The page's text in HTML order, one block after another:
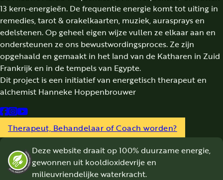
Aarde .
Boek 229 pagina’s
39 tarot & orakelkaarten
ISBN 9789090372242
13 kern-energieën. De frequentie energie komt tot uiting in
remedies, tarot & orakelkaarten, muziek, aurasprays en
edelstenen. Op geheel eigen wijze vullen ze elkaar aan en
ondersteunen ze ons bewustwordingsproces. Ze zijn
opgehaald en gemaakt in het land van de Katharen in Zuid
Frankrijk en in de tempels van Egypte.
Dit project is een initiatief van energetisch therapeut en
alchemist Hanneke Hoppenbrouwer
Follow us on Facebook
Follow us on Instagram
Follow us on YouTube
Therapeut, Behandelaar of Coach worden?
Deze website draait op 100% duurzame energie,
gewonnen uit kooldioxidevrije en
milieuvriendelijke waterkracht.